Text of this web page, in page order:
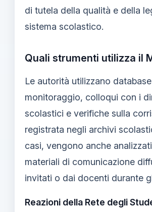
di tutela della qualità e della
sistema scolastico.
Quali strumenti utilizza il
Le autorità utilizzano
monitoraggio, colloqui con i
scolastici e verifiche sulla
registrata negli archivi
casi, vengono anche
materiali di comunicazione
invitati o dai docenti durante
Reazioni della Rete degli